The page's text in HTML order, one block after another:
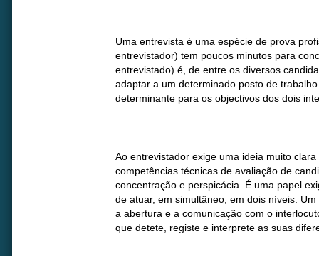
Uma entrevista é uma espécie de prova
entrevistador) tem poucos minutos para
entrevistado) é, de entre os diversos
adaptar a um determinado posto de
determinante para os objectivos dos dois
Ao entrevistador exige uma ideia muito
competências técnicas de avaliação de
concentração e perspicácia. É uma papel
de atuar, em simultâneo, em dois níveis.
a abertura e a comunicação com o
que detete, registe e interprete as suas